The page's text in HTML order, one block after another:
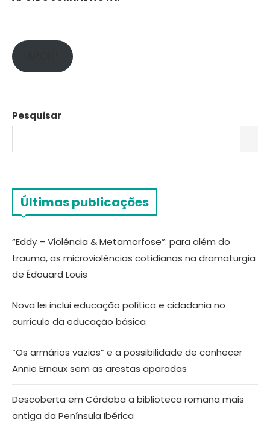
Pesquisar
Últimas publicações
“Eddy – Violência & Metamorfose”: para além do
trauma, as microviolências cotidianas na dramaturgia
de Édouard Louis
Nova lei inclui educação política e cidadania no
currículo da educação básica
“Os armários vazios” e a possibilidade de conhecer
Annie Ernaux sem as arestas aparadas
Descoberta em Córdoba a biblioteca romana mais
antiga da Península Ibérica